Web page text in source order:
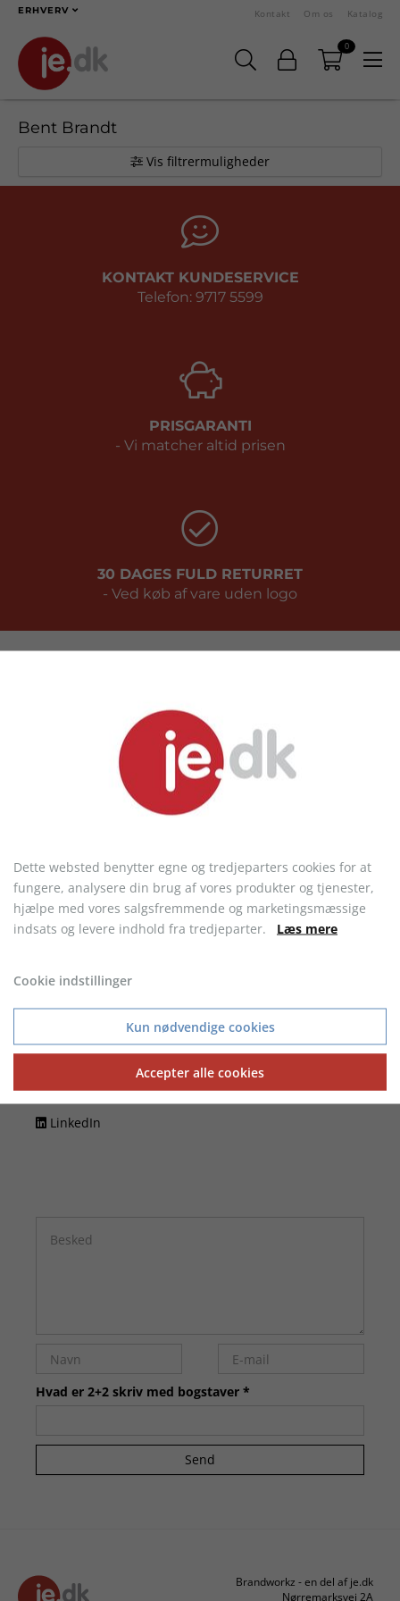
ERHVERV Kontakt Om os Katalog
0
Bent Brandt
Vis filtrermuligheder
KONTAKT KUNDESERVICE
Telefon: 9717 5599
PRISGARANTI
- Vi matcher altid prisen
30 DAGES FULD RETURRET
- Ved køb af vare uden logo
Handelsbetingelser
Kontakt
Om je.dk
Firmaoplysninger
Instagram
LinkedIn
Hvad er 2+2 skriv med bogstaver *
Send
Brandworkz - en del af je.dk
Nørremarksvej 2A
Dette websted benytter egne og tredjeparters cookies for at
fungere, analysere din brug af vores produkter og tjenester,
hjælpe med vores salgsfremmende og marketingsmæssige
indsats og levere indhold fra tredjeparter. Læs mere
Cookie indstillinger
Kun nødvendige cookies
Accepter alle cookies